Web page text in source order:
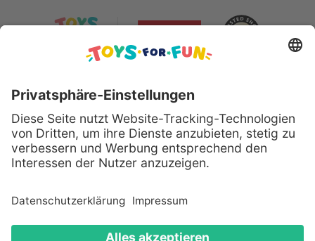
Sicher bezahlen mit:
Alle genannten Produkte und Logos sind eingetragene
Warenzeichen der jeweiligen Hersteller.